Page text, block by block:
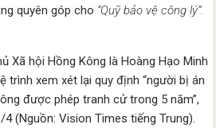
quyên góp cho “Quỹ bảo vệ công lý”.
Xã hội Hồng Kông là Hoàng Hạo Minh
trình xem xét lại quy định “người bị án
được phép tranh cử trong 5 năm”,
(Nguồn: Vision Times tiếng Trung).